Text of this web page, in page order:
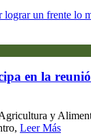
lograr un frente lo
en la
y
Leer Más